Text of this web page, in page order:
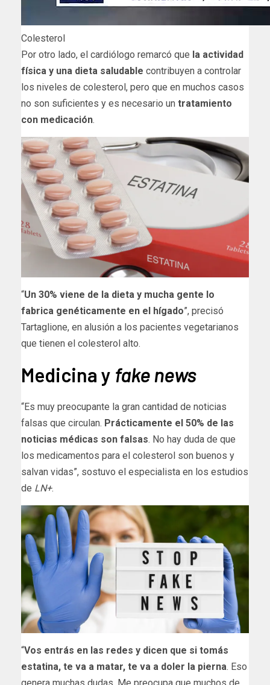
Colesterol
Por otro lado, el cardiólogo remarcó que la actividad
física y una dieta saludable contribuyen a controlar
los niveles de colesterol, pero que en muchos casos
no son suficientes y es necesario un tratamiento
con medicación.
“Un 30% viene de la dieta y mucha gente lo
fabrica genéticamente en el hígado”, precisó
Tartaglione, en alusión a los pacientes vegetarianos
que tienen el colesterol alto.
Medicina y fake news
“Es muy preocupante la gran cantidad de noticias
falsas que circulan. Prácticamente el 50% de las
noticias médicas son falsas. No hay duda de que
los medicamentos para el colesterol son buenos y
salvan vidas”, sostuvo el especialista en los estudios
de LN+.
“Vos entrás en las redes y dicen que si tomás
estatina, te va a matar, te va a doler la pierna. Eso